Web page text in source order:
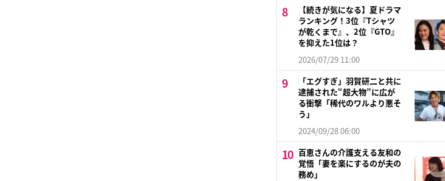
【続きが気になる】夏ドラマ
ランキング！3位『Tシャツ
が乾くまで』、2位『GTO』
を抑えた1位は？
2026/07/29 11:00
「エグすぎ」羽賀研二と共に
逮捕された“超大物”に広が
る衝撃「稀代のワルより悪そ
う」
2024/09/28 06:00
百恵さんの介護支える友和の
覚悟「妻を楽にするのが夫の
務め」